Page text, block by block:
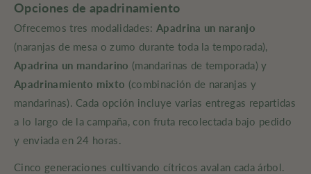
Opciones de apadrinamiento
Ofrecemos tres modalidades: Apadrina un naranjo
(naranjas de mesa o zumo durante toda la temporada),
Apadrina un mandarino (mandarinas de temporada) y
Apadrinamiento mixto (combinación de naranjas y
mandarinas). Cada opción incluye varias entregas repartidas
a lo largo de la campaña, con fruta recolectada bajo pedido
y enviada en 24 horas.
Cinco generaciones cultivando cítricos avalan cada árbol.